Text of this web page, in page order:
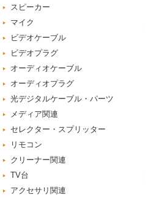
スピーカー
マイク
ビデオケーブル
ビデオプラグ
オーディオケーブル
オーディオプラグ
光デジタルケーブル・パーツ
メディア関連
セレクター・スプリッター
リモコン
クリーナー関連
TV台
アクセサリ関連